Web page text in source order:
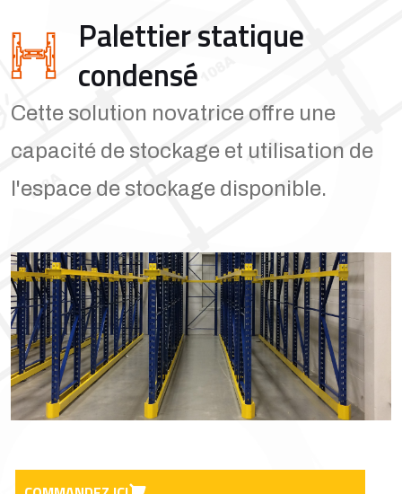
Palettier statique
condensé
Cette solution novatrice offre une
capacité de stockage et utilisation de
l'espace de stockage disponible.